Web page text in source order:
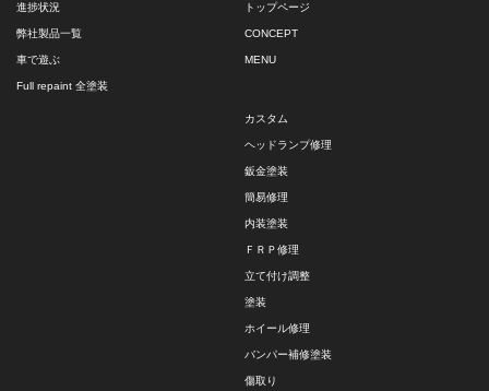
進捗状況
弊社製品一覧
車で遊ぶ
Full repaint 全塗装
トップページ
CONCEPT
MENU
カスタム
ヘッドランプ修理
鈑金塗装
簡易修理
内装塗装
ＦＲＰ修理
立て付け調整
塗装
ホイール修理
バンパー補修塗装
傷取り